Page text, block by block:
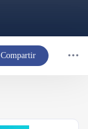
Compartir